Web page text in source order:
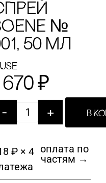
№
50 МЛ
670 ₽
- + В
₽ × 4 оплата по
частям →